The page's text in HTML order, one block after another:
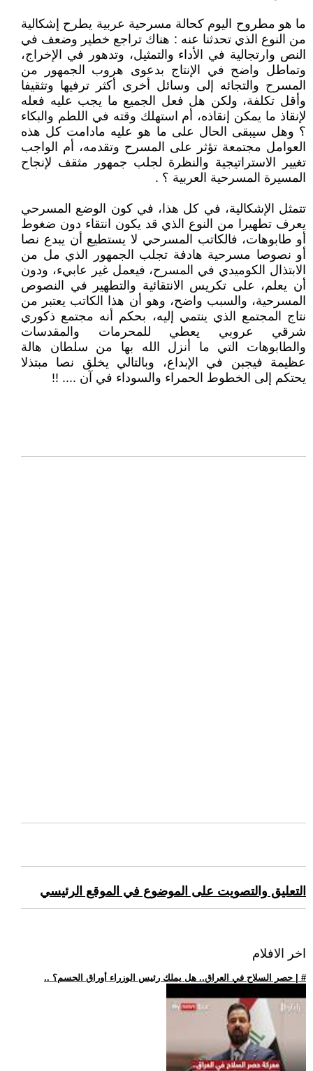
ما هو مطروح اليوم كحالة مسرحية عربية يطرح إشكالية
من النوع الذي تحدثنا عنه : هناك تراجع خطير وضعف في
النص وارتجالية في الأداء والتمثيل، وتدهور في الإخراج،
وتماطل واضح في الإنتاج بدعوى هروب الجمهور من
المسرح والتجائه إلى وسائل أخرى أكثر ترفيها وتثقيفا
وأقل تكلفة، ولكن هل فعل الجميع ما يجب عليه فعله
لإنقاذ ما يمكن إنقاذه، أم استهلك وقته في اللطم والبكاء
؟ وهل سيبقى الحال على ما هو عليه مادامت كل هذه
العوامل مجتمعة تؤثر على المسرح وتقدمه، أم الواجب
تغيير الاستراتيجية والنظرة لجلب جمهور مثقف لإنجاح
المسيرة المسرحية العربية ؟ .
تتمثل الإشكالية، في كل هذا، في كون الوضع المسرحي
يعرف تطهيرا من النوع الذي قد يكون انتقاء دون ضغوط
أو طابوهات، فالكاتب المسرحي لا يستطيع أن يبدع نصا
أو نصوصا مسرحية هادفة تجلب الجمهور الذي مل من
الابتذال الكوميدي في المسرح، فيعمل غير عابيء، ودون
أن يعلم، على تكريس الانتقائية والتطهير في النصوص
المسرحية، والسبب واضح، وهو أن هذا الكاتب يعتبر من
نتاج المجتمع الذي ينتمي إليه، بحكم أنه مجتمع ذكوري
شرقي عروبي يعطي للمحرمات والمقدسات
والطابوهات التي ما أنزل الله بها من سلطان هالة
عظيمة فيجبن في الإبداع، وبالتالي يخلق نصا مبتذلا
يحتكم إلى الخطوط الحمراء والسوداء في آن .... !!
التعليق والتصويت على الموضوع في الموقع الرئيسي
اخر الافلام
.. حصر السلاح في العراق.. هل يملك رئيس الوزراء أوراق الحسم؟ | #